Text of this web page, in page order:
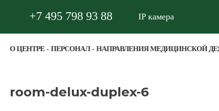
+7 495 798 93 88 IP камера
О ЦЕНТРЕ ПЕРСОНАЛ НАПРАВЛЕНИЯ МЕДИЦИНСКОЙ
room-delux-duplex-6